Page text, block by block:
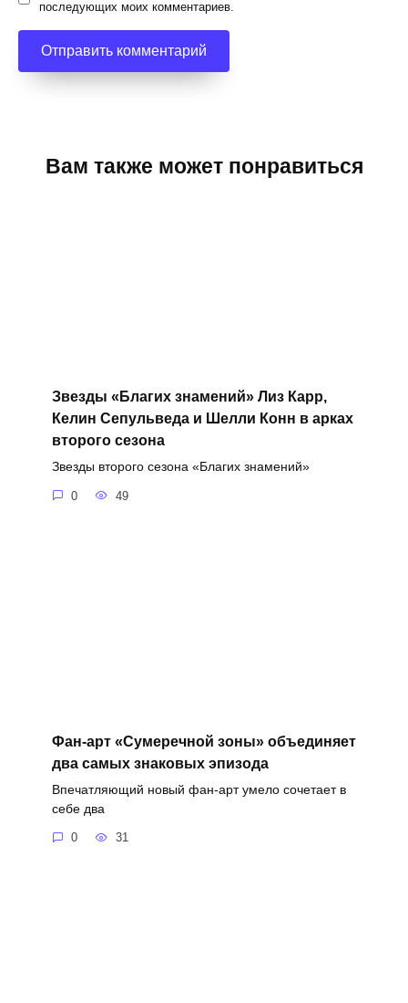
последующих моих комментариев.
Вам также может понравиться
Звезды «Благих знамений» Лиз Карр,
Келин Сепульведа и Шелли Конн в арках
второго сезона
Звезды второго сезона «Благих знамений»
0 49
Фан-арт «Сумеречной зоны» объединяет
два самых знаковых эпизода
Впечатляющий новый фан-арт умело сочетает в
себе два
0 31